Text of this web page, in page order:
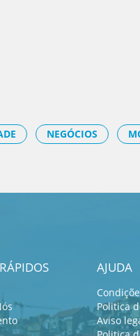
NEGÓCIOS
AJUDA
Politica
Aviso